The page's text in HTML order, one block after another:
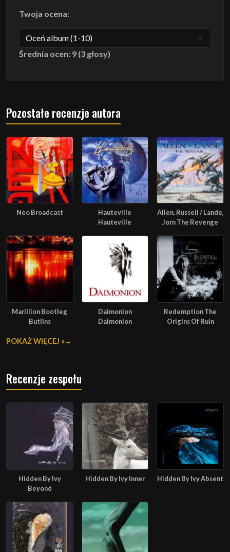
Twoja ocena:
Średnia ocen: 9 (3 głosy)
Pozostałe recenzje autora
Neo Broadcast
Hauteville
Hauteville
Allen, Russell / Lande,
Jorn The Revenge
Marillion Bootleg
Butlins
Daimonion
Daimonion
Redemption The
Origins Of Ruin
POKAŻ WIĘCEJ »
Recenzje zespołu
Hidden By Ivy
Beyond
Hidden By Ivy Inner Hidden By Ivy Absent